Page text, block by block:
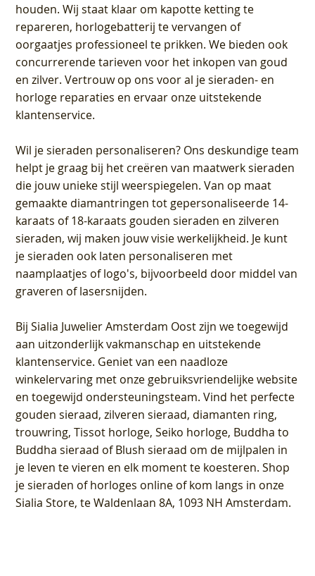
houden. Wij staat klaar om kapotte ketting te
repareren, horlogebatterij te vervangen of
oorgaatjes professioneel te prikken. We bieden ook
concurrerende tarieven voor het inkopen van goud
en zilver. Vertrouw op ons voor al je sieraden- en
horloge reparaties en ervaar onze uitstekende
klantenservice.
Wil je sieraden personaliseren? Ons deskundige team
helpt je graag bij het creëren van maatwerk sieraden
die jouw unieke stijl weerspiegelen. Van op maat
gemaakte diamantringen tot gepersonaliseerde 14-
karaats of 18-karaats gouden sieraden en zilveren
sieraden, wij maken jouw visie werkelijkheid. Je kunt
je sieraden ook laten personaliseren met
naamplaatjes of logo's, bijvoorbeeld door middel van
graveren of lasersnijden.
BijSialia Juwelier Amsterdam Oostzijn we toegewijd
aan uitzonderlijk vakmanschap en uitstekende
klantenservice. Geniet van een naadloze
winkelervaring met onze gebruiksvriendelijke website
en toegewijd ondersteuningsteam. Vind het perfecte
gouden sieraad, zilveren sieraad, diamanten ring,
trouwring, Tissot horloge, Seiko horloge, Buddha to
Buddha sieraad of Blush sieraad om de mijlpalen in
je leven te vieren en elk moment te koesteren. Shop
je sieraden of horloges online of kom langs in onze
Sialia Store, te Waldenlaan 8A, 1093 NH Amsterdam.